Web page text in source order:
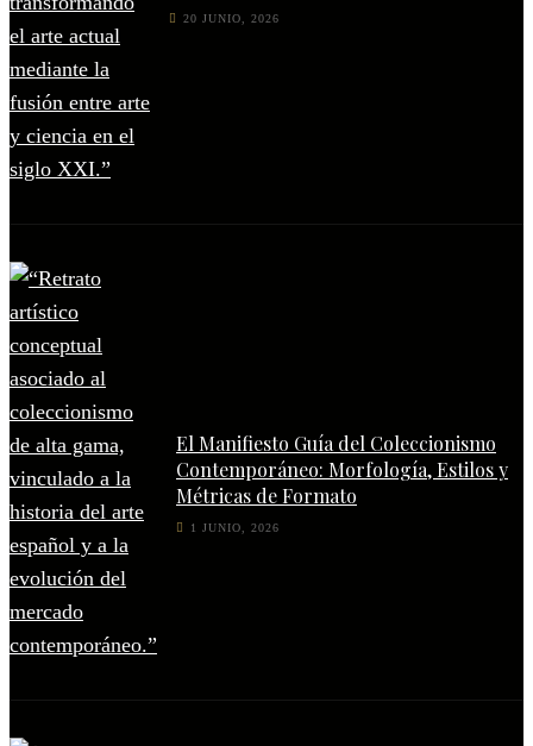
20 JUNIO, 2026
El Manifiesto Guía del Coleccionismo
Contemporáneo: Morfología, Estilos y
Métricas de Formato
1 JUNIO, 2026